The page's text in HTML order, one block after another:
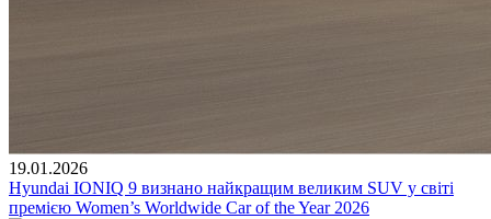
19.01.2026
Hyundai IONIQ 9 визнано найкращим великим SUV у світі
премією Women’s Worldwide Car of the Year 2026